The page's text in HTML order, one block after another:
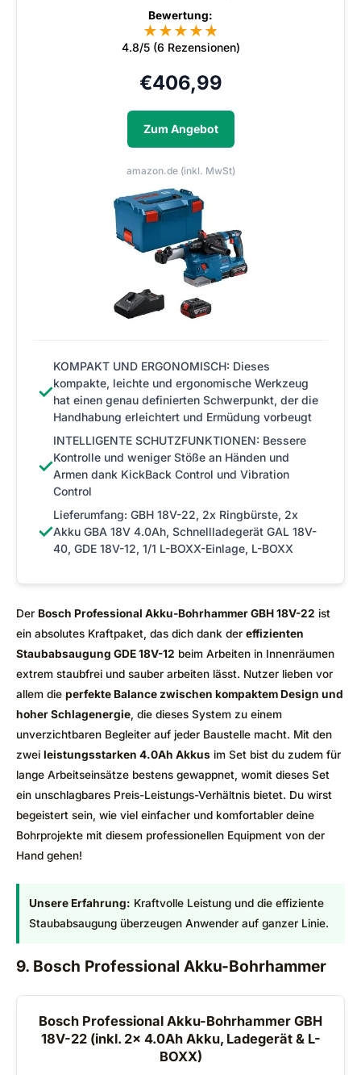
Bewertung:
★★★★★
★
4.8/5 (6 Rezensionen)
€406,99
Zum Angebot
amazon.de (inkl. MwSt)
✓
KOMPAKT UND ERGONOMISCH: Dieses
kompakte, leichte und ergonomische Werkzeug
hat einen genau definierten Schwerpunkt, der die
Handhabung erleichtert und Ermüdung vorbeugt
✓
INTELLIGENTE SCHUTZFUNKTIONEN: Bessere
Kontrolle und weniger Stöße an Händen und
Armen dank KickBack Control und Vibration
Control
✓
Lieferumfang: GBH 18V-22, 2x Ringbürste, 2x
Akku GBA 18V 4.0Ah, Schnellladegerät GAL 18V-
40, GDE 18V-12, 1/1 L-BOXX-Einlage, L-BOXX
Der Bosch Professional Akku-Bohrhammer GBH 18V-22 ist
ein absolutes Kraftpaket, das dich dank der effizienten
Staubabsaugung GDE 18V-12 beim Arbeiten in Innenräumen
extrem staubfrei und sauber arbeiten lässt. Nutzer lieben vor
allem die perfekte Balance zwischen kompaktem Design und
hoher Schlagenergie , die dieses System zu einem
unverzichtbaren Begleiter auf jeder Baustelle macht. Mit den
zwei leistungsstarken 4.0Ah Akkus im Set bist du zudem für
lange Arbeitseinsätze bestens gewappnet, womit dieses Set
ein unschlagbares Preis-Leistungs-Verhältnis bietet. Du wirst
begeistert sein, wie viel einfacher und komfortabler deine
Bohrprojekte mit diesem professionellen Equipment von der
Hand gehen!
Unsere Erfahrung: Kraftvolle Leistung und die effiziente
Staubabsaugung überzeugen Anwender auf ganzer Linie.
9. Bosch Professional Akku-Bohrhammer
Bosch Professional Akku-Bohrhammer GBH
18V-22 (inkl. 2x 4.0Ah Akku, Ladegerät & L-
BOXX)